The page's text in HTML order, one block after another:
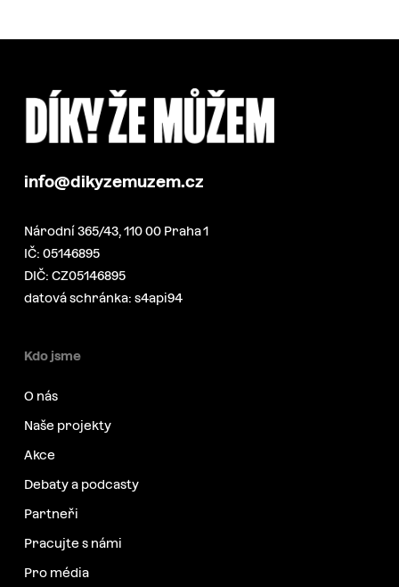
info@dikyzemuzem.cz
Národní 365/43, 110 00 Praha 1
IČ: 05146895
DIČ: CZ05146895
datová schránka: s4api94
Kdo jsme
O nás
Naše projekty
Akce
Debaty a podcasty
Partneři
Pracujte s námi
Pro média